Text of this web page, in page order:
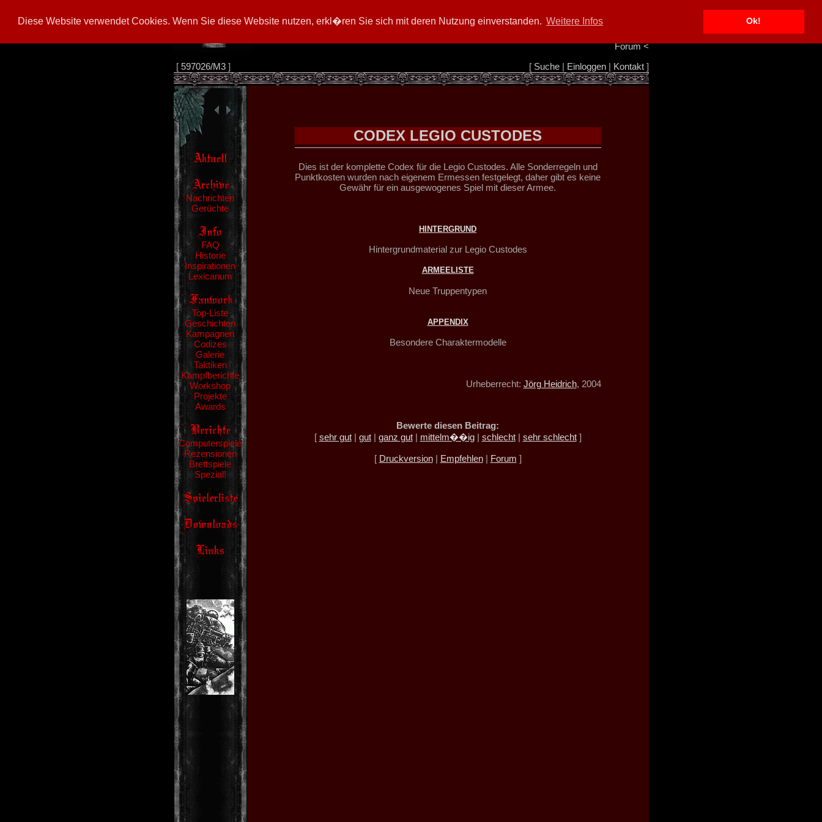
Diese Website verwendet Cookies. Wenn Sie diese Website nutzen, erkl�ren Sie sich mit deren Nutzung einverstanden. Weitere Infos Ok!
Info/Impressum
Forum<
[ 597026/M3] [ Suche| Einloggen| Kontakt]
Nachrichten
Gerüchte
FAQ
Historie
Inspirationen
Lexicanum
Top-Liste
Geschichten
Kampagnen
Codizes
Galerie
Taktiken
Kampfberichte
Workshop
Projekte
Awards
Computerspiele
Rezensionen
Brettspiele
Spezial!
CODEX LEGIO CUSTODES
Dies ist der komplette Codex für die Legio Custodes. Alle Sonderregeln und
Punktkosten wurden nach eigenem Ermessen festgelegt, daher gibt es keine
Gewähr für ein ausgewogenes Spiel mit dieser Armee.
HINTERGRUND
Hintergrundmaterial zur Legio Custodes
ARMEELISTE
Neue Truppentypen
APPENDIX
Besondere Charaktermodelle
Urheberrecht: Jörg Heidrich, 2004
Bewerte diesen Beitrag:
[ sehr gut| gut| ganz gut| mittelm��ig| schlecht| sehr schlecht]
[ Druckversion| Empfehlen| Forum ]